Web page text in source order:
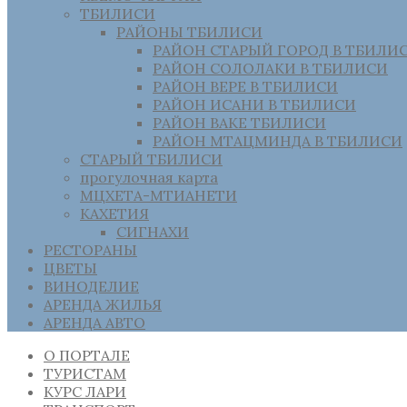
ТБИЛИСИ
РАЙОНЫ ТБИЛИСИ
РАЙОН СТАРЫЙ ГОРОД В
РАЙОН СОЛОЛАКИ В ТБИЛИСИ
РАЙОН ВЕРЕ В ТБИЛИСИ
РАЙОН ИСАНИ В ТБИЛИСИ
РАЙОН ВАКЕ ТБИЛИСИ
РАЙОН МТАЦМИНДА В ТБИЛИСИ
СТАРЫЙ ТБИЛИСИ
прогулочная карта
МЦХЕТА-МТИАНЕТИ
КАХЕТИЯ
СИГНАХИ
РЕСТОРАНЫ
ЦВЕТЫ
ВИНОДЕЛИЕ
АРЕНДА ЖИЛЬЯ
АРЕНДА АВТО
О ПОРТАЛЕ
ТУРИСТАМ
КУРС ЛАРИ